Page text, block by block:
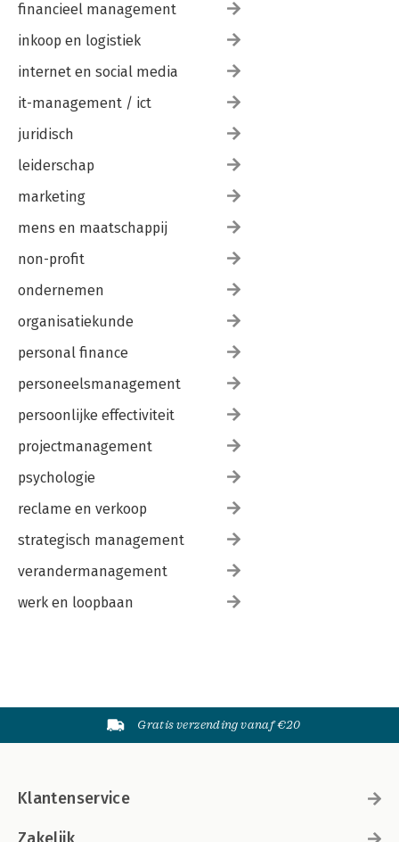
financieel management
inkoop en logistiek
internet en social media
it-management / ict
juridisch
leiderschap
marketing
mens en maatschappij
non-profit
ondernemen
organisatiekunde
personal finance
personeelsmanagement
persoonlijke effectiviteit
projectmanagement
psychologie
reclame en verkoop
strategisch management
verandermanagement
werk en loopbaan
Gratis verzending vanaf €20
Klantenservice